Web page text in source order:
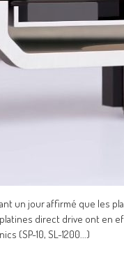
un jour affirmé que les
direct drive ont en
(SP-10, SL-1200...)